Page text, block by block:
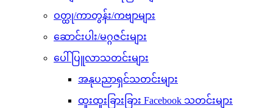
ဝတ္ထု/ကာတွန်း/ကဗျာများ
ဆောင်းပါး/မဂ္ဂဇင်းများ
ပေါ်ပြူလာသတင်းများ
အနုပညာရှင်သတင်းများ
ထူးထူးခြားခြား Facebook သတင်းများ